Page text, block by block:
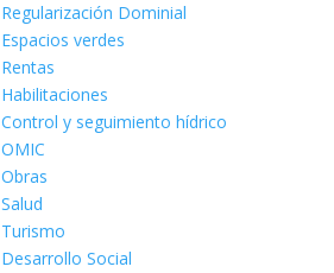
Regularización Dominial
Espacios verdes
Rentas
Habilitaciones
Control y seguimiento hídrico
OMIC
Obras
Salud
Turismo
Desarrollo Social